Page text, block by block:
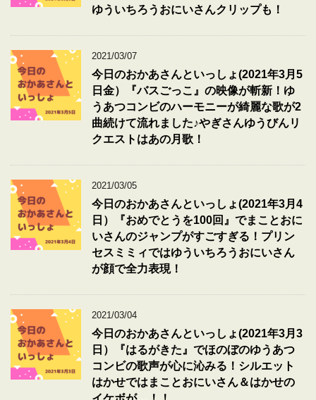
ゆういちろうおにいさんクリップも！
2021/03/07
今日のおかあさんといっしょ(2021年3月5
日金）『バスごっこ』の映像が斬新！ゆ
うあつコンビのハーモニーが綺麗な歌が2
曲続けて流れました♪やぎさんゆうびんリ
クエストはあの月歌！
2021/03/05
今日のおかあさんといっしょ(2021年3月4
日）『おめでとうを100回』でまことおに
いさんのジャンプがすごすぎる！プリン
セスミミィではゆういちろうおにいさん
が顔で全力表現！
2021/03/04
今日のおかあさんといっしょ(2021年3月3
日）『はるがきた』でほのぼのゆうあつ
コンビの歌声が心に沁みる！シルエット
はかせではまことおにいさん＆はかせの